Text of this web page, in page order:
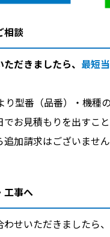
相談
だきましたら、 最短
り型番（品番）・機種
お見積もりを出すこと
追加請求はございませ
事へ
せいただきましたら、